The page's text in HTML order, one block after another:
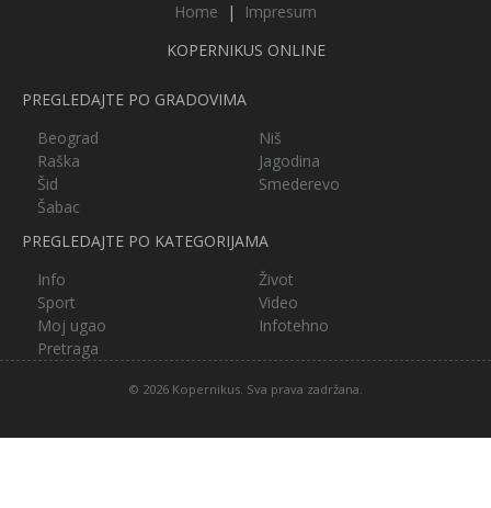
Home |
Impresum
KOPERNIKUS ONLINE
PREGLEDAJTE PO GRADOVIMA
Beograd
Niš
Raška
Jagodina
Šid
Smederevo
Šabac
PREGLEDAJTE PO KATEGORIJAMA
Info
Život
Sport
Video
Moj ugao
Infotehno
Pretraga
© 2026 Kopernikus. Sva prava zadržana.